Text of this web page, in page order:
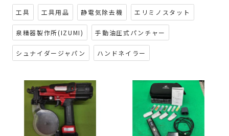
工具 工具用品 静電気除去機 エリミノスタット
泉精器製作所(IZUMI) 手動油圧式パンチャー
シュナイダージャパン ハンドネイラー